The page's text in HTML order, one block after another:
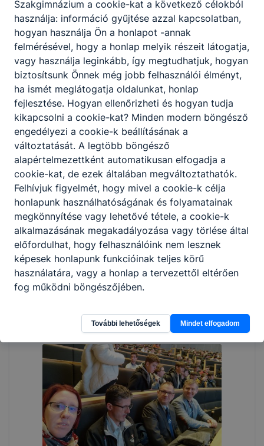
Szakgimnázium a cookie-kat a következő célokból
használja: információ gyűjtése azzal kapcsolatban,
hogyan használja Ön a honlapot -annak
felmérésével, hogy a honlap melyik részeit látogatja,
vagy használja leginkább, így megtudhatjuk, hogyan
biztosítsunk Önnek még jobb felhasználói élményt,
ha ismét meglátogatja oldalunkat, honlap
fejlesztése. Hogyan ellenőrizheti és hogyan tudja
kikapcsolni a cookie-kat? Minden modern böngésző
engedélyezi a cookie-k beállításának a
változtatását. A legtöbb böngésző
alapértelmezettként automatikusan elfogadja a
cookie-kat, de ezek általában megváltoztathatók.
Felhívjuk figyelmét, hogy mivel a cookie-k célja
honlapunk használhatóságának és folyamatainak
megkönnyítése vagy lehetővé tétele, a cookie-k
alkalmazásának megakadályozása vagy törlése által
előfordulhat, hogy felhasználóink nem lesznek
képesek honlapunk funkcióinak teljes körű
használatára, vagy a honlap a tervezettől eltérően
fog működni böngészőjében.
További lehetőségek Mindet elfogadom